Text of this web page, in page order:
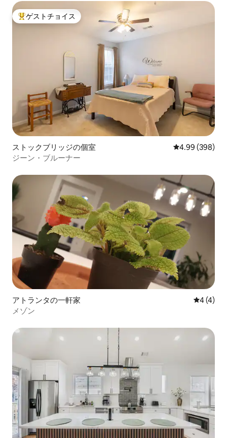
大好評のゲストチョイスです。
ゲストチョイス
ストックブリッジの個室 レビュー398
4.99 (398)
ジーン・ブルーナー
アトランタの一軒家 レビュー
4 (4)
メゾン